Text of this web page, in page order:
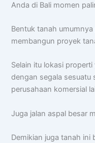
Anda di Bali momen
Bentuk tanah
membangun proyek
Selain itu lokasi
dengan segala
perusahaan komersial
Juga jalan aspal besar
Demikian juga tanah